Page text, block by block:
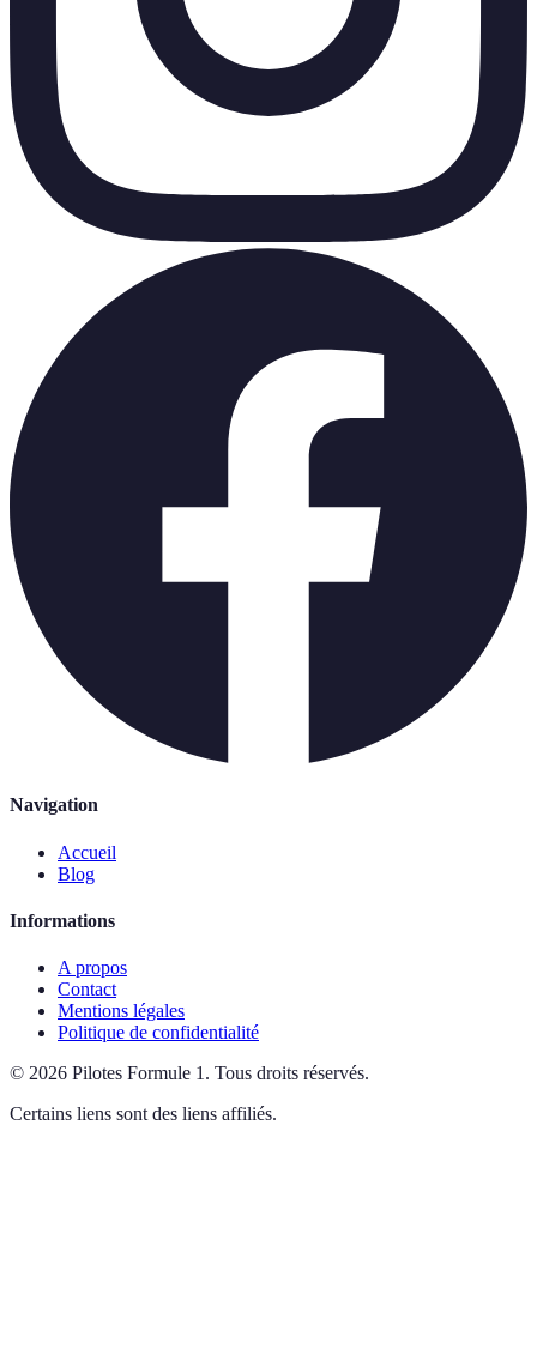
Navigation
Accueil
Blog
Informations
A propos
Contact
Mentions légales
Politique de confidentialité
© 2026 Pilotes Formule 1 . Tous droits réservés.
Certains liens sont des liens affiliés.